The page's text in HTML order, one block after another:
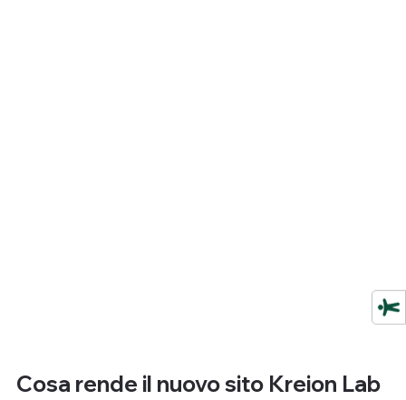
Cosa rende il nuovo sito Kreion Lab